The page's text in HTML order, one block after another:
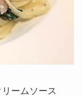
リームソース